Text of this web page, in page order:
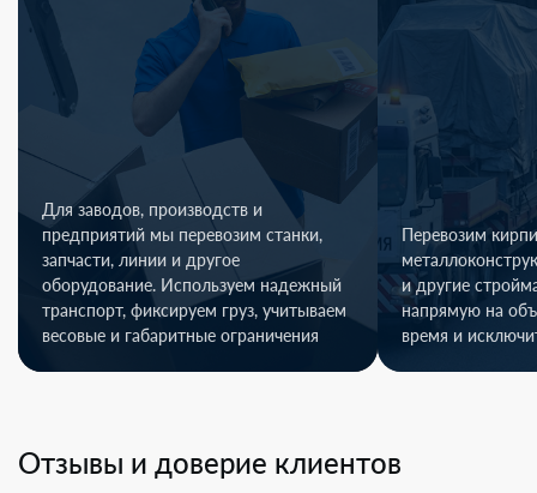
Для заводов, производств и
предприятий мы перевозим станки,
запчасти, линии и другое
оборудование. Используем надежный
транспорт, фиксируем груз, учитываем
весовые и габаритные ограничения
Перевозим
и другие
напрямую на
время и
Отзывы и доверие клиентов